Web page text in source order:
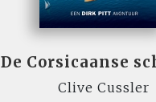
De Corsicaanse
Clive Cussler